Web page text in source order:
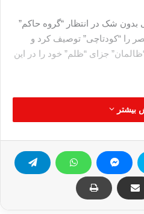
بدون شک در انتظار “گروه حاکم”
را “کودتاچی” توصیف کرد و
جزای “ظلم” خود را در این
بیشتر